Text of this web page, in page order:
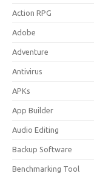
Action RPG
Adobe
Adventure
Antivirus
APKs
App Builder
Audio Editing
Backup Software
Benchmarking Tool